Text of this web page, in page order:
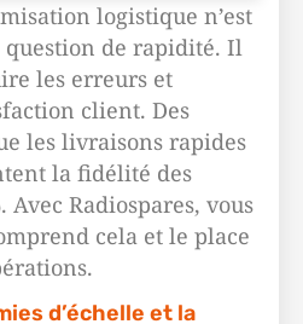
logistique n’est
question de rapidité. Il
les erreurs et
client. Des
les livraisons rapides
la fidélité des
Avec Radiospares, vous
cela et le place
d’échelle et la